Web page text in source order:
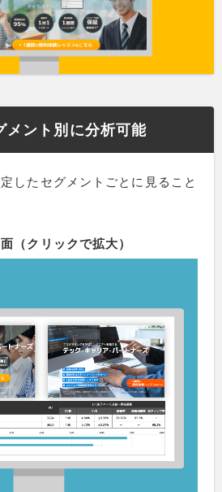
メント別に分析可能
したセグメントごとに見ること
（クリックで拡大）